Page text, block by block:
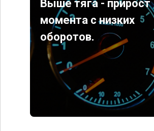
Выше тяга - прирост
момента с низких
оборотов.